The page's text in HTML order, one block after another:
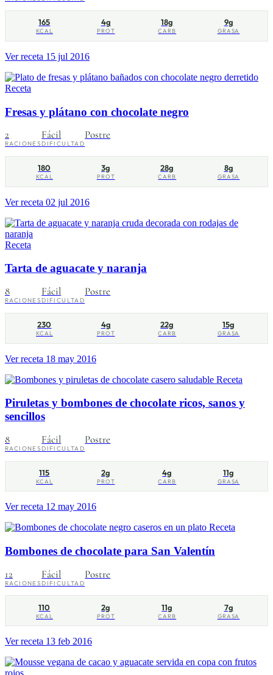
165
KCAL
4g
PROT
18g
CARB
9g
GRASA
Ver receta 15 jul 2016
Receta
Fresas y plátano con chocolate negro
2
RACIONES
Fácil
DIFICULTAD
Postre
180
KCAL
3g
PROT
28g
CARB
8g
GRASA
Ver receta 02 jul 2016
Receta
Tarta de aguacate y naranja
8
RACIONES
Fácil
DIFICULTAD
Postre
230
KCAL
4g
PROT
22g
CARB
15g
GRASA
Ver receta 18 may 2016
Receta
Piruletas y bombones de chocolate ricos, sanos y
sencillos
8
RACIONES
Fácil
DIFICULTAD
Postre
115
KCAL
2g
PROT
4g
CARB
11g
GRASA
Ver receta 12 may 2016
Receta
Bombones de chocolate para San Valentín
12
RACIONES
Fácil
DIFICULTAD
Postre
110
KCAL
2g
PROT
11g
CARB
7g
GRASA
Ver receta 13 feb 2016